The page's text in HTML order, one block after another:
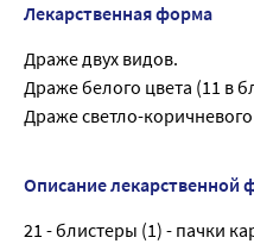
Лекарственная форма
Драже двух видов.
Драже белого цвета (11 в
Драже светло-
Описание лекарственной
21 - блистеры (1) - пачки